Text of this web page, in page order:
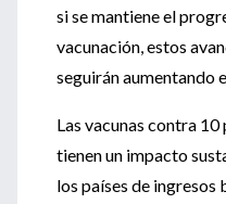
si se mantiene el
vacunación, estos
seguirán aumentando
Las vacunas contra
tienen un impacto
los países de